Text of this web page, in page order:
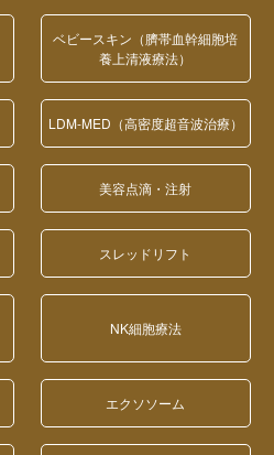
ベビースキン（臍帯血幹細胞培
養上清液療法）
LDM-MED（高密度超音波治療）
美容点滴・注射
スレッドリフト
NK細胞療法
エクソソーム